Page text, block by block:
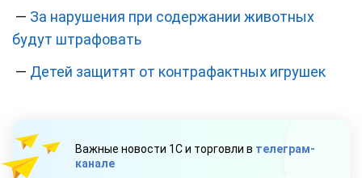
— За нарушения при содержании животных
будут штрафовать
— Детей защитят от контрафактных игрушек
Важные новости 1С и торговли в телеграм-
канале